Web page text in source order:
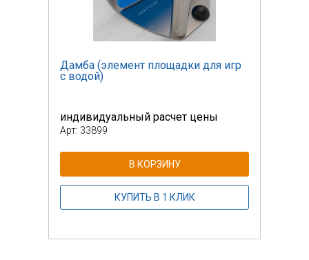
Дамба (элемент площадки для игр
с водой)
индивидуальный расчет цены
Арт: 33899
В КОРЗИНУ
КУПИТЬ В 1 КЛИК